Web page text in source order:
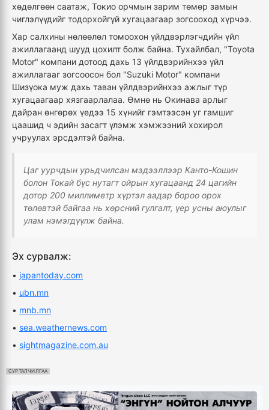
хөдөлгөөн саатаж, Токио орчмын зарим төмөр замын
чиглэлүүдийг тодорхойгүй хугацаагаар зогсооход хүрчээ.
Хар салхины нөлөөлөл томоохон үйлдвэрлэгчдийн үйл
ажиллагаанд шууд цохилт болж байна. Тухайлбал, "Toyota
Motor" компани дотоод дахь 13 үйлдвэрийнхээ үйл
ажиллагааг зогсоосон бол "Suzuki Motor" компани
Шизүока муж дахь таван үйлдвэрийнхээ ажлыг түр
хугацаагаар хязгаарлалаа. Өмнө нь Окинава арлыг
дайран өнгөрөх үедээ 15 хүнийг гэмтээсэн уг гамшиг
цаашид ч эдийн засагт үлэмж хэмжээний хохирол
учруулах эрсдэлтэй байна.
Цаг уурчдын урьдчилсан мэдээллээр Канто-Кошин
болон Токай бүс нутагт ойрын хугацаанд 24 цагийн
дотор 200 миллиметр хүртэл аадар бороо орох
төлөвтэй байгаа нь хөрсний гулгалт, үер усны аюулыг
улам нэмэгдүүлж байна.
Эх сурвалж:
• japantoday.com
• ubn.mn
• mnb.mn
• sea.weathernews.com
• sightmagazine.com.au
СУРТАЛЧИЛГАА